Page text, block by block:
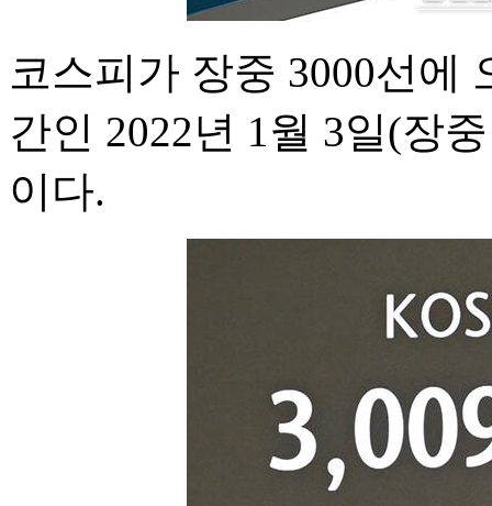
코스피가 장중 3000선에
간인 2022년 1월 3일(장
이다.